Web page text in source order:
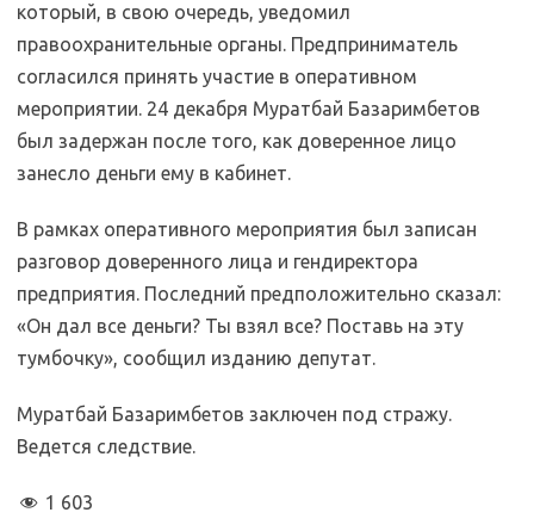
который, в свою очередь, уведомил
правоохранительные органы. Предприниматель
согласился принять участие в оперативном
мероприятии. 24 декабря Муратбай Базаримбетов
был задержан после того, как доверенное лицо
занесло деньги ему в кабинет.
В рамках оперативного мероприятия был записан
разговор доверенного лица и гендиректора
предприятия. Последний предположительно сказал:
«Он дал все деньги? Ты взял все? Поставь на эту
тумбочку», сообщил изданию депутат.
Муратбай Базаримбетов заключен под стражу.
Ведется следствие.
1 603